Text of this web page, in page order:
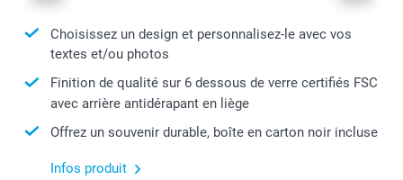
Choisissez un design et personnalisez-le avec vos
textes et/ou photos
Finition de qualité sur 6 dessous de verre certifiés FSC
avec arrière antidérapant en liège
Offrez un souvenir durable, boîte en carton noir incluse
Infos produit